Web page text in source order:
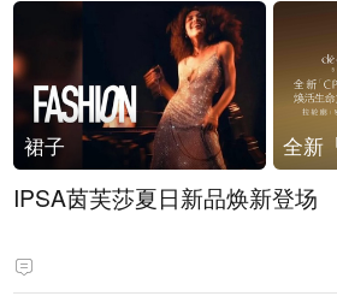
裙子
IPSA茵芙莎夏日新品焕新登场